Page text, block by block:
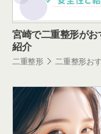
宮崎で二重整形がお
紹介
二重整形 二重整形お